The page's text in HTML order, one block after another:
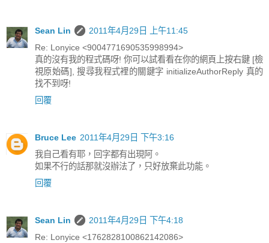
Sean Lin
2011年4月29日 上午11:45
Re: Lonyice <9004771690535998994>
真的沒有我的程式碼呀! 你可以試看看在你的網頁上按右鍵 [檢
視原始碼], 搜尋我程式裡的關鍵字 initializeAuthorReply 真的
找不到呀!
回覆
Bruce Lee 2011年4月29日 下午3:16
我自己看有耶，回字都有出現阿。
如果不行的話那就沒辦法了，只好放棄此功能。
回覆
Sean Lin
2011年4月29日 下午4:18
Re: Lonyice <1762828100862142086>